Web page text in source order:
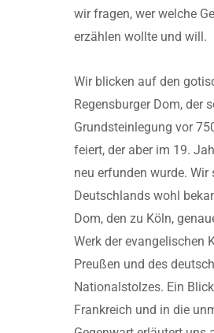
wir fragen, wer welche
erzählen wollte und will.
Wir blicken auf den
Regensburger Dom, der
Grundsteinlegung vor
feiert, der aber im 19.
neu erfunden wurde. Wir
Deutschlands wohl
Dom, den zu Köln,
Werk der evangelischen
Preußen und des
Nationalstolzes. Ein
Frankreich und in die